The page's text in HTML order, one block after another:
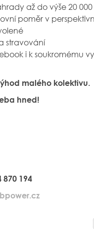
až do výše 20
poměr v
stravování
i k soukromému
malého kolektivu.
hned!
870 194